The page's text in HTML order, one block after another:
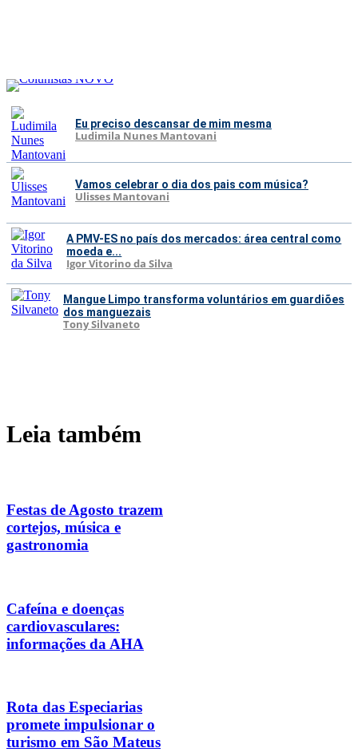
Eu preciso descansar de mim mesma
Ludimila Nunes Mantovani
Vamos celebrar o dia dos pais com música?
Ulisses Mantovani
A PMV-ES no país dos mercados: área central como
moeda e...
Igor Vitorino da Silva
Mangue Limpo transforma voluntários em guardiões
dos manguezais
Tony Silvaneto
Leia também
Festas de Agosto trazem
cortejos, música e
gastronomia
Cafeína e doenças
cardiovasculares:
informações da AHA
Rota das Especiarias
promete impulsionar o
turismo em São Mateus